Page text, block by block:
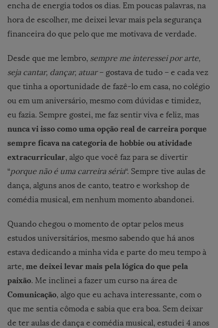
encha de energia todos os dias. Em poucas palavras, na
hora de escolher, me deixei levar mais pela segurança
financeira do que pelo que me motivava de verdade.
Desde que me lembro, sempre me interessei por arte,
seja cantar, dançar, atuar– gostava de tudo – e cada vez
que tinha a oportunidade de fazê-lo em casa, no colégio
ou em um aniversário, mesmo com dúvidas e timidez,
eu fazia. Sempre gostei, me faz sentir viva e feliz, mas
nunca vi isso como uma opção real de carreira porque
sempre ficava na categoria de hobbie ou atividade
extracurricular, algo que você faz para se divertir
“porque não é uma carreira séria“. Sempre tive aulas de
dança, alguns anos de canto, teatro e workshop de
comédia musical, em nenhum momento abandonei.
Quando chegou o momento de optar pelos meus
estudos universitários, mesmo sabendo que há anos
estava dedicando a minha vida e parte do meu tempo à
arte, me deixei levar mais pela lógica do que pela
paixão. Me inclinei a fazer um curso na área de
Comunicação, algo que eu achava interessante, com o
que me sentia cômoda e sabia que era boa. Sem deixar
de ter aulas de dança e comédia musical, estudei 4 anos